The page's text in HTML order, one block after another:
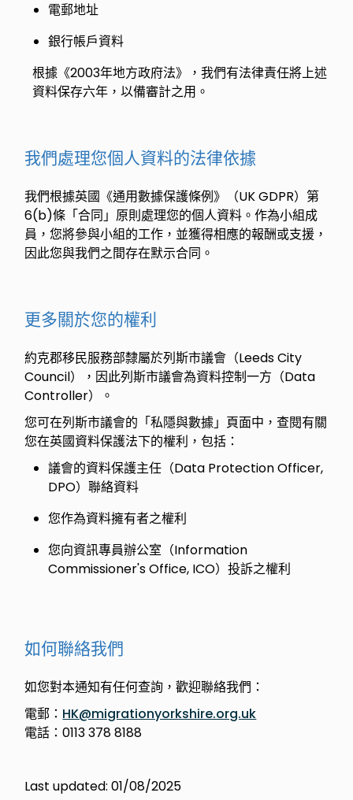
電郵地址
銀行帳戶資料
根據《2003年地方政府法》，我們有法律責任將上述
資料保存六年，以備審計之用。
我們處理您個人資料的法律依據
我們根據英國《通用數據保護條例》（UK GDPR）第
6(b)條「合同」原則處理您的個人資料。作為小組成
員，您將參與小組的工作，並獲得相應的報酬或支援，
因此您與我們之間存在默示合同。
更多關於您的權利
約克郡移民服務部隸屬於列斯市議會（Leeds City
Council），因此列斯市議會為資料控制一方（Data
Controller）。
您可在列斯市議會的「私隱與數據」頁面中，查閱有關
您在英國資料保護法下的權利，包括：
議會的資料保護主任（Data Protection Officer,
DPO）聯絡資料
您作為資料擁有者之權利
您向資訊專員辦公室（Information
Commissioner's Office, ICO）投訴之權利
如何聯絡我們
如您對本通知有任何查詢，歡迎聯絡我們：
電郵： HK@migrationyorkshire.org.uk
電話：0113 378 8188
Last updated: 01/08/2025